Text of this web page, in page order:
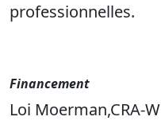
professionnelles.
Financement
Loi Moerman,CRA-W